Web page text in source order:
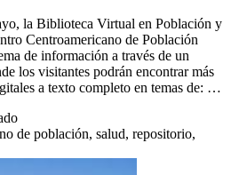
la Biblioteca Virtual en Población y
Centroamericano de Población
de información a través de un
los visitantes podrán encontrar más
a texto completo en temas de: …
de población, salud, repositorio,